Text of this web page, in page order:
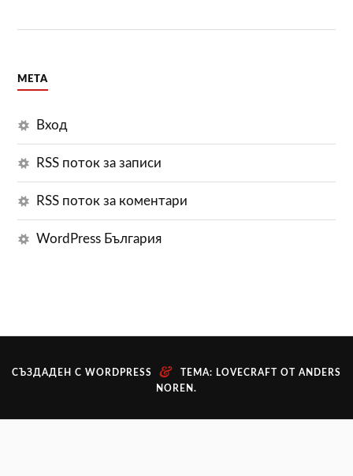
МЕТА
Вход
RSS поток за записи
RSS поток за коментари
WordPress България
СЪЗДАДЕН С WORDPRESS & ТЕМА: LOVECRAFT ОТ ANDERS
NOREN .